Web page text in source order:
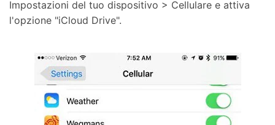
Impostazioni del tuo dispositivo > Cellulare e attiva
l'opzione "iCloud Drive".